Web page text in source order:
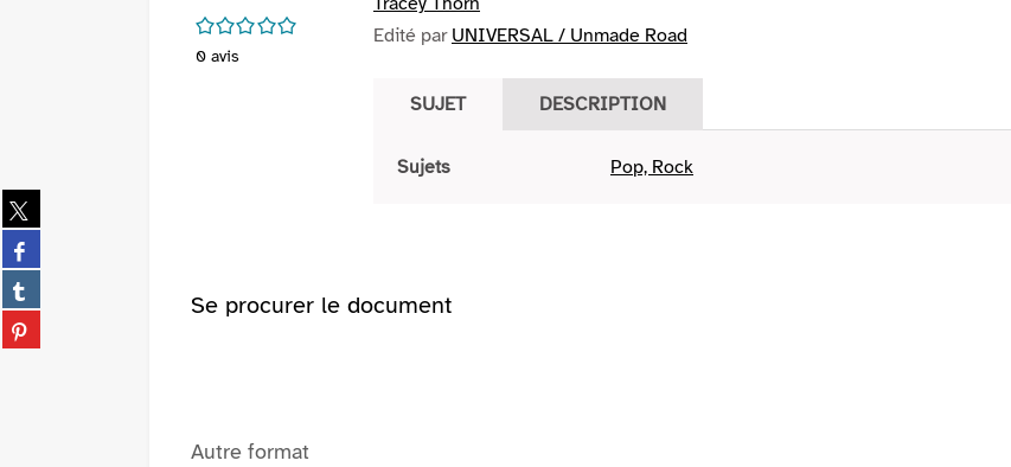
Partager
sur
twitter
(Nouvelle
fenêtre)
Partager
sur
facebook
(Nouvelle
fenêtre)
Partager
sur
tumblr
Partager
sur
/5
0 avis
Edité par UNIVERSAL / Unmade Road
SUJET DESCRIPTION
Sujets Pop, Rock
Se procurer le document
Autre format